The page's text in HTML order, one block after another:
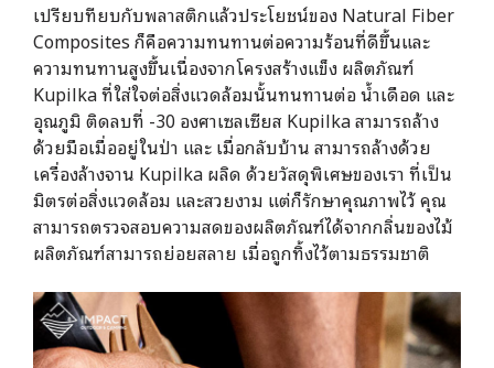
เปรียบทียบกับพลาสติกแล้วประโยชน์ของ Natural Fiber
Composites ก็คือความทนทานต่อความร้อนที่ดีขึ้นและ
ความทนทานสูงขึ้นเนื่องจากโครงสร้างแข็ง ผลิตภัณฑ์
Kupilka ที่ใส่ใจต่อสิ่งแวดล้อมนั้นทนทานต่อ น้ำเดือด และ
อุณภูมิ ติดลบที่ -30 องศาเซลเซียส Kupilka สามารถล้าง
ด้วยมือเมื่ออยู่ในป่า และ เมื่อกลับบ้าน สามารถล้างด้วย
เครื่องล้างจาน Kupilka ผลิด ด้วยวัสดุพิเศษของเรา ที่เป็น
มิตรต่อสิ่งแวดล้อม และสวยงาม แต่ก็รักษาคุณภาพไว้ คุณ
สามารถตรวจสอบความสดของผลิตภัณฑ์ได้จากกลิ่นของไม้
ผลิตภัณฑ์สามารถย่อยสลาย เมื่อถูกทิ้งไว้ตามธรรมชาติ